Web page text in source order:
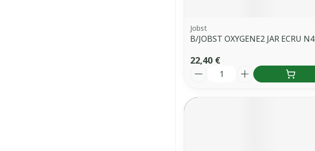
Jobst
B/JOBST OXYGENE2 JAR ECRU N4
22,40 €
Quantité